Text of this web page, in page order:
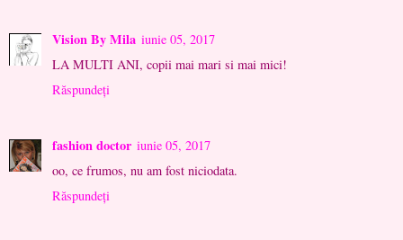
Vision By Mila iunie 05, 2017
LA MULTI ANI, copii mai mari si mai mici!
Răspundeți
fashion doctor iunie 05, 2017
oo, ce frumos, nu am fost niciodata.
Răspundeți